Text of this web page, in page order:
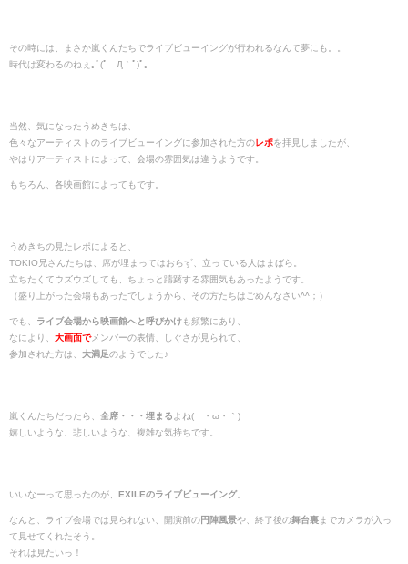
その時には、まさか嵐くんたちでライブビューイングが行われるなんて夢にも。。
時代は変わるのねぇ｡ﾟ(ﾟ´Д｀ﾟ)ﾟ｡
当然、気になったうめきちは、
色々なアーティストのライブビューイングに参加された方のレポを拝見しましたが、
やはりアーティストによって、会場の雰囲気は違うようです。
もちろん、各映画館によってもです。
うめきちの見たレポによると、
TOKIO兄さんたちは、席が埋まってはおらず、立っている人はまばら。
立ちたくてウズウズしても、ちょっと躊躇する雰囲気もあったようです。
（盛り上がった会場もあったでしょうから、その方たちはごめんなさい^^；）
でも、 ライブ会場から映画館へと呼びかけ も頻繁にあり、
なにより、 大画面でメンバーの表情、しぐさが見られて、
参加された方は、 大満足のようでした♪
嵐くんたちだったら、 全席・・・埋まる よね(´・ω・｀)
嬉しいような、悲しいような、複雑な気持ちです。
いいなーって思ったのが、 EXILEのライブビューイング。
なんと、ライブ会場では見られない、開演前の 円陣風景や、終了後の舞台裏 までカメラが入っ
て見せてくれたそう。
それは見たいっ！